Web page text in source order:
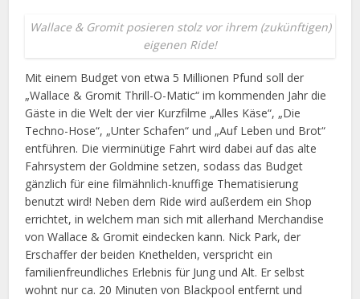
Wallace & Gromit posieren stolz vor ihrem (zukünftigen)
eigenen Ride!
Mit einem Budget von etwa 5 Millionen Pfund soll der
„Wallace & Gromit Thrill-O-Matic“ im kommenden Jahr die
Gäste in die Welt der vier Kurzfilme „Alles Käse“, „Die
Techno-Hose“, „Unter Schafen“ und „Auf Leben und Brot“
entführen. Die vierminütige Fahrt wird dabei auf das alte
Fahrsystem der Goldmine setzen, sodass das Budget
gänzlich für eine filmähnlich-knuffige Thematisierung
benutzt wird! Neben dem Ride wird außerdem ein Shop
errichtet, in welchem man sich mit allerhand Merchandise
von Wallace & Gromit eindecken kann. Nick Park, der
Erschaffer der beiden Knethelden, verspricht ein
familienfreundliches Erlebnis für Jung und Alt. Er selbst
wohnt nur ca. 20 Minuten von Blackpool entfernt und